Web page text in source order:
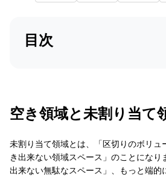
目次
空き領域と未割り当て
未割り当て領域とは、「区切りのボリュ
き出来ない領域スペース」のことにな
出来ない無駄なスペース」、もっと端的